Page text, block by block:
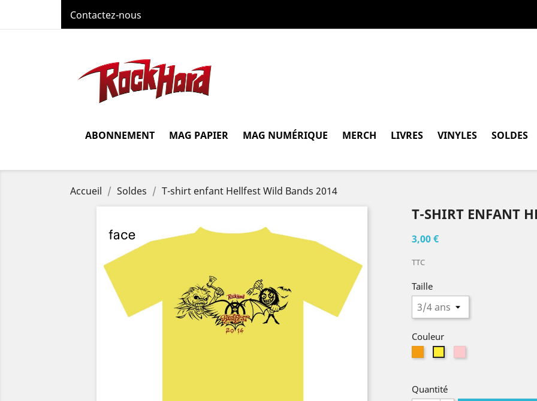
Contactez-nous
ABONNEMENT MAG PAPIER MAG NUMÉRIQUE MERCH LIVRES VINYLES SOLDES
Accueil Soldes T-shirt enfant Hellfest Wild Bands 2014
T-SHIRT ENFANT
3,00 €
TTC
Taille
Couleur
Quantité